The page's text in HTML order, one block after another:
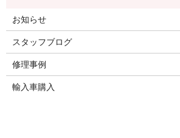
お知らせ
スタッフブログ
修理事例
輸入車購入